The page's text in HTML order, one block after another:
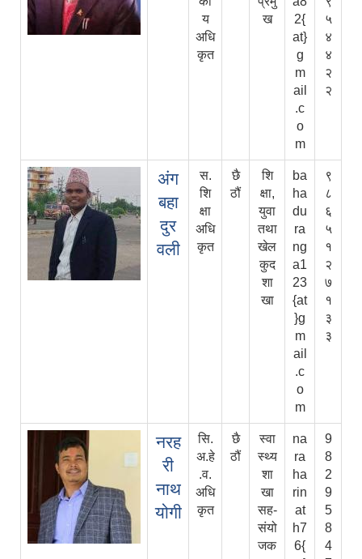
य
अधि
कृत
ख
2{
at}
g
m
ail
.c
o
m
५
४
४
२
२
अंग
बहा
दुर
वली
स.
शि
क्षा
अधि
कृत
छै
ठौं
शि
क्षा,
युवा
तथा
खेल
कुद
शा
खा
ba
ha
du
ra
ng
a1
23
{at
}g
m
ail
.c
o
m
९
८
६
५
१
२
७
१
३
३
नरह
री
नाथ
योगी
सि.
अ.हे
.व.
अधि
कृत
छै
ठौं
स्वा
स्थ्य
शा
खा
सह-
संयो
जक
na
ra
ha
rin
at
h7
6{
9
8
2
9
5
8
4